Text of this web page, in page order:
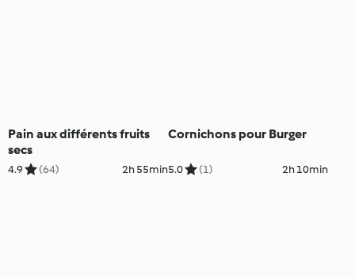
Pain aux différents fruits
secs
4.9 (64) 2h 55min
Cornichons pour Burger
5.0 (1) 2h 10min